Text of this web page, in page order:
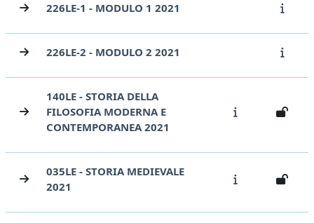
226LE-1 - MODULO 1 2021
226LE-2 - MODULO 2 2021
140LE - STORIA DELLA
FILOSOFIA MODERNA E
CONTEMPORANEA 2021
035LE - STORIA MEDIEVALE
2021